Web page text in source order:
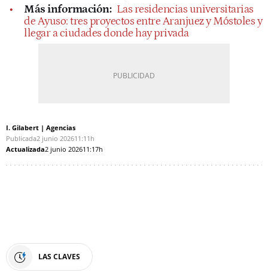
Más información: Las residencias universitarias
de Ayuso: tres proyectos entre Aranjuez y Móstoles y
llegar a ciudades donde hay privada
I. Gilabert | Agencias
Publicada2 junio 202611:11h
Actualizada2 junio 202611:17h
LAS CLAVES